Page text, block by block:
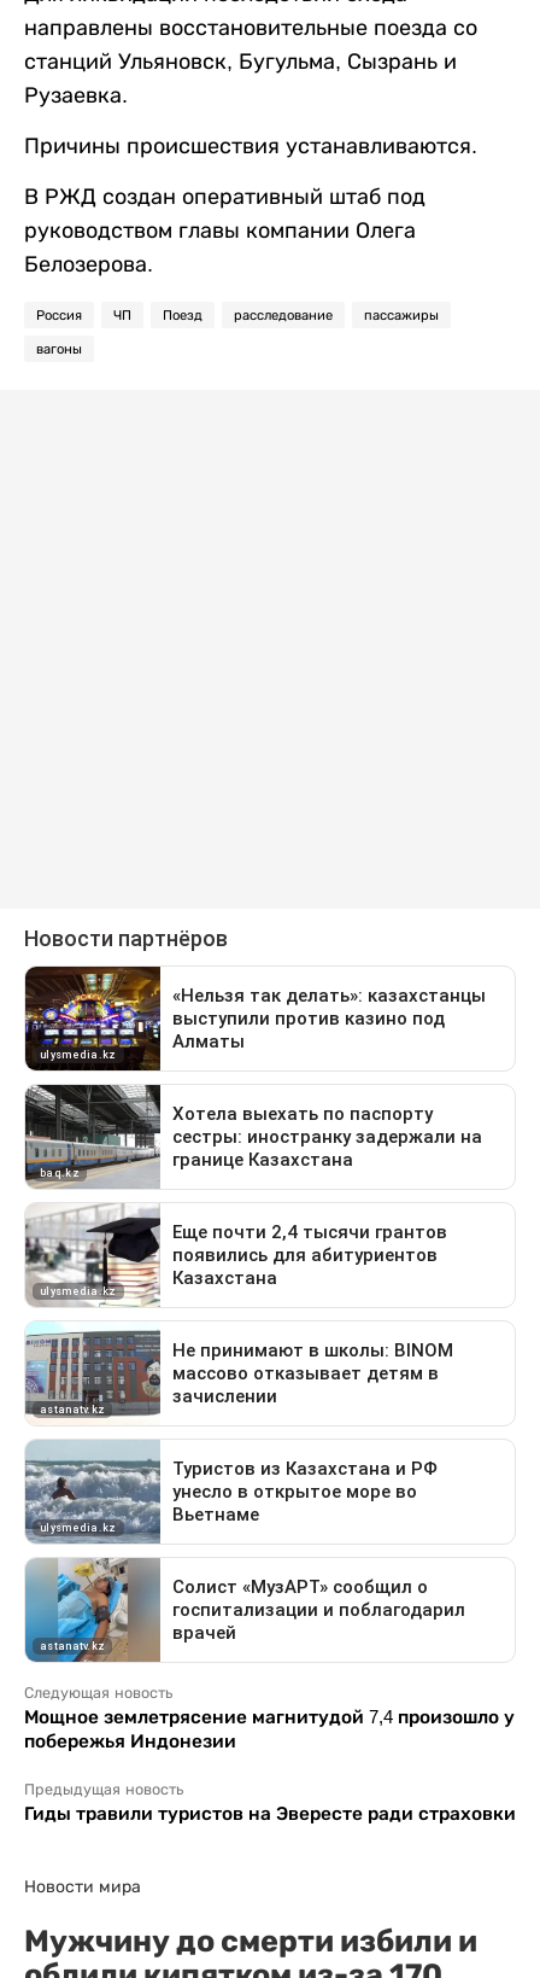
направлены восстановительные поезда со
станций Ульяновск, Бугульма, Сызрань и
Рузаевка.
Причины происшествия устанавливаются.
В РЖД создан оперативный штаб под
руководством главы компании Олега
Белозерова.
Россия ЧП Поезд расследование пассажиры
вагоны
Следующая новость
Мощное землетрясение магнитудой 7,4 произошло у
побережья Индонезии
Предыдущая новость
Гиды травили туристов на Эвересте ради страховки
Новости мира
Мужчину до смерти избили и